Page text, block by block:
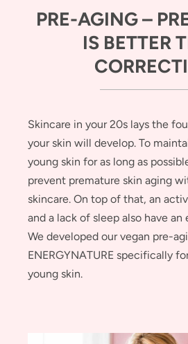
PRE-AGING –
IS BETTER
Skincare in your 20s lays the
your skin will develop. To
young skin for as long as
prevent premature skin aging
skincare. On top of that, an
and a lack of sleep also have
We developed our vegan pre-
ENERGYNATURE specifically
young skin.